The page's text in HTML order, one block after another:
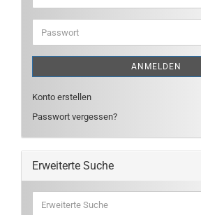
Mail-
Adresse
Passwort
ANMELDEN
Konto erstellen
Passwort vergessen?
Erweiterte Suche
Suche